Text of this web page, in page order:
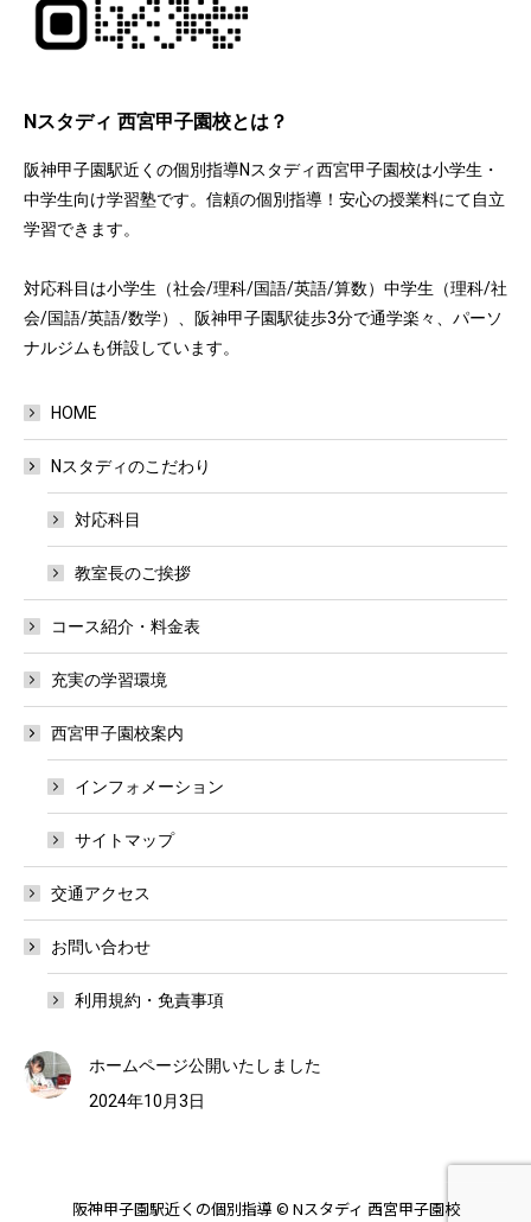
Nスタディ 西宮甲子園校とは？
阪神甲子園駅近くの個別指導Nスタディ西宮甲子園校は小学生・
中学生向け学習塾です。信頼の個別指導！安心の授業料にて自立
学習できます。
対応科目は小学生（社会/理科/国語/英語/算数）中学生（理科/社
会/国語/英語/数学）、阪神甲子園駅徒歩3分で通学楽々、パーソ
ナルジムも併設しています。
HOME
Nスタディのこだわり
対応科目
教室長のご挨拶
コース紹介・料金表
充実の学習環境
西宮甲子園校案内
インフォメーション
サイトマップ
交通アクセス
お問い合わせ
利用規約・免責事項
ホームページ公開いたしました
2024年10月3日
阪神甲子園駅近くの個別指導 © Nスタディ 西宮甲子園校